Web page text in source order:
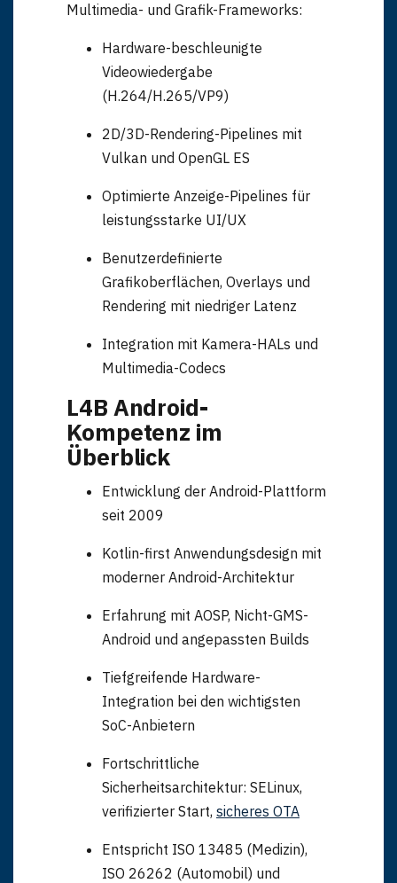
Multimedia- und Grafik-Frameworks:
Hardware-beschleunigte
Videowiedergabe
(H.264/H.265/VP9)
2D/3D-Rendering-Pipelines mit
Vulkan und OpenGL ES
Optimierte Anzeige-Pipelines für
leistungsstarke UI/UX
Benutzerdefinierte
Grafikoberflächen, Overlays und
Rendering mit niedriger Latenz
Integration mit Kamera-HALs und
Multimedia-Codecs
L4B Android-
Kompetenz im
Überblick
Entwicklung der Android-Plattform
seit 2009
Kotlin-first Anwendungsdesign mit
moderner Android-Architektur
Erfahrung mit AOSP, Nicht-GMS-
Android und angepassten Builds
Tiefgreifende Hardware-
Integration bei den wichtigsten
SoC-Anbietern
Fortschrittliche
Sicherheitsarchitektur: SELinux,
verifizierter Start, sicheres OTA
Entspricht ISO 13485 (Medizin),
ISO 26262 (Automobil) und